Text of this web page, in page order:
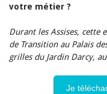
votre métier ?
Durant les Assises, cette
de Transition au Palais
grilles du Jardin Darcy,
Je